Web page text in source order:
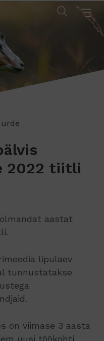
2022 tiitli
aastat
lipulaev
tunnustatakse
on viimase 3 aasta
uusi töökohti,